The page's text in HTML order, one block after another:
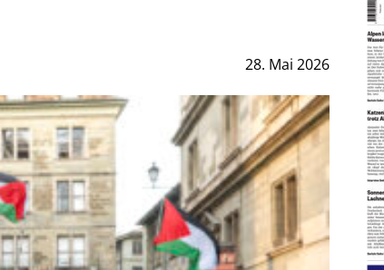
28. Mai 2026